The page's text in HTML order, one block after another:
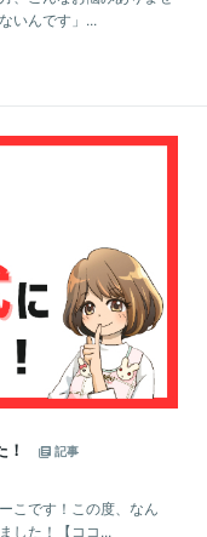
いんです」...
記事
こです！この度、なん
した！【ココ...